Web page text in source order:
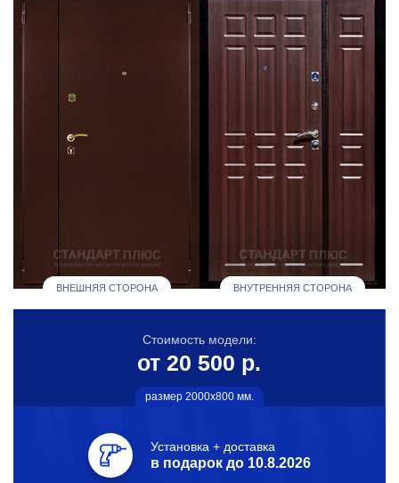
ВНЕШНЯЯ СТОРОНА ВНУТРЕННЯЯ СТОРОНА
Стоимость модели:
от 20 500 р.
размер 2000х800 мм.
Установка + доставка
в подарок до 10.8.2026